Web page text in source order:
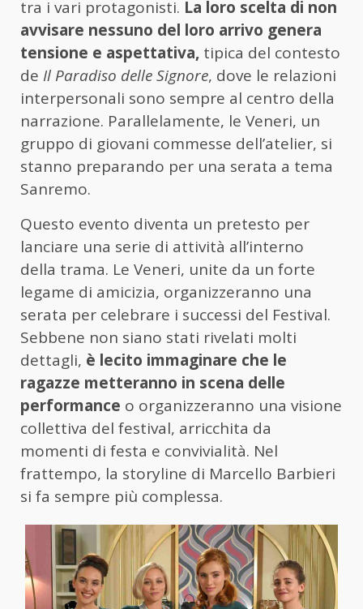
tra i vari protagonisti. La loro scelta di non
avvisare nessuno del loro arrivo genera
tensione e aspettativa, tipica del contesto
de Il Paradiso delle Signore, dove le relazioni
interpersonali sono sempre al centro della
narrazione. Parallelamente, le Veneri, un
gruppo di giovani commesse dell’atelier, si
stanno preparando per una serata a tema
Sanremo.
Questo evento diventa un pretesto per
lanciare una serie di attività all’interno
della trama. Le Veneri, unite da un forte
legame di amicizia, organizzeranno una
serata per celebrare i successi del Festival.
Sebbene non siano stati rivelati molti
dettagli, è lecito immaginare che le
ragazze metteranno in scena delle
performance o organizzeranno una visione
collettiva del festival, arricchita da
momenti di festa e convivialità. Nel
frattempo, la storyline di Marcello Barbieri
si fa sempre più complessa.